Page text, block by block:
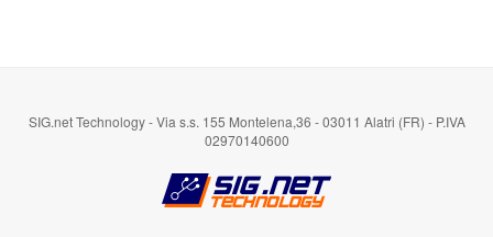
SIG.net Technology - Via s.s. 155 Montelena,36 - 03011 Alatri (FR) - P.IVA
02970140600